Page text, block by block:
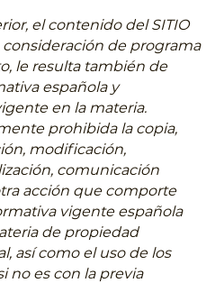
el contenido del SITIO
de programa
le resulta también de
española y
en la materia.
prohibida la copia,
modificación,
comunicación
acción que comporte
vigente española
de propiedad
así como el uso de los
no es con la previa